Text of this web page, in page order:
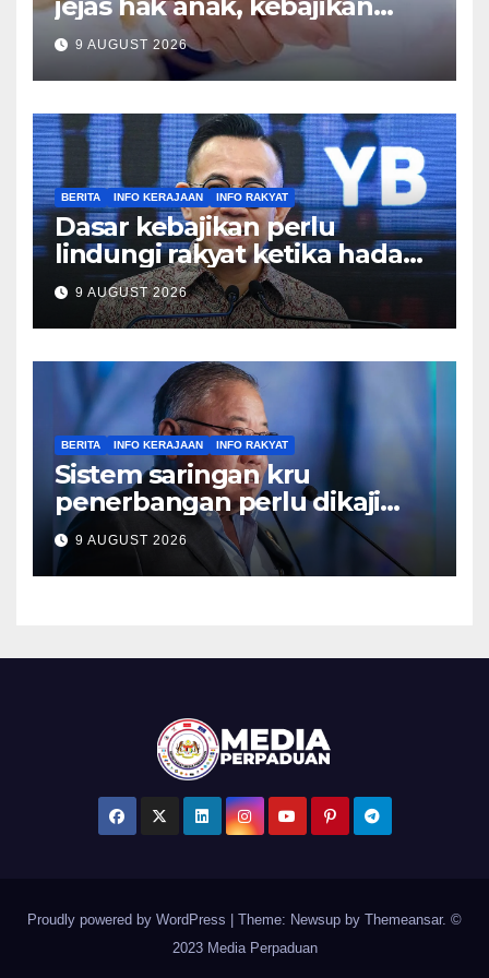
jejas hak anak, kebajikan
keluarga – Zulkifli
9 AUGUST 2026
BERITA INFO KERAJAAN INFO RAKYAT
Dasar kebajikan perlu
lindungi rakyat ketika hadapi
kesusahan – Sim
9 AUGUST 2026
BERITA INFO KERAJAAN INFO RAKYAT
Sistem saringan kru
penerbangan perlu dikaji
semula, pulihkan keyakinan
penumpang – Tiong
9 AUGUST 2026
Proudly powered by WordPress Theme: Newsup by Themeansar. ©
2023 Media Perpaduan